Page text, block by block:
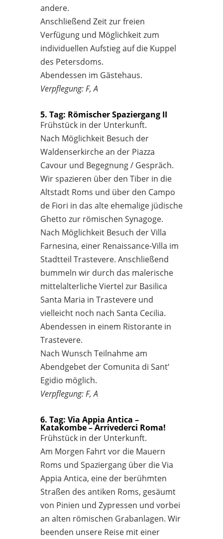
andere.
Anschließend Zeit zur freien
Verfügung und Möglichkeit zum
individuellen Aufstieg auf die Kuppel
des Petersdoms.
Abendessen im Gästehaus.
Verpflegung: F, A
5. Tag: Römischer Spaziergang II
Frühstück in der Unterkunft.
Nach Möglichkeit Besuch der
Waldenserkirche an der Piazza
Cavour und Begegnung / Gespräch.
Wir spazieren über den Tiber in die
Altstadt Roms und über den Campo
de Fiori in das alte ehemalige jüdische
Ghetto zur römischen Synagoge.
Nach Möglichkeit Besuch der Villa
Farnesina, einer Renaissance-Villa im
Stadtteil Trastevere. Anschließend
bummeln wir durch das malerische
mittelalterliche Viertel zur Basilica
Santa Maria in Trastevere und
vielleicht noch nach Santa Cecilia.
Abendessen in einem Ristorante in
Trastevere.
Nach Wunsch Teilnahme am
Abendgebet der Comunita di Sant‘
Egidio möglich.
Verpflegung: F, A
6. Tag: Via Appia Antica –
Katakombe – Arrivederci Roma!
Frühstück in der Unterkunft.
Am Morgen Fahrt vor die Mauern
Roms und Spaziergang über die Via
Appia Antica, eine der berühmten
Straßen des antiken Roms, gesäumt
von Pinien und Zypressen und vorbei
an alten römischen Grabanlagen. Wir
beenden unsere Reise mit einer